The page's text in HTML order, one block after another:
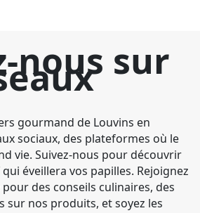
nous sur
gourmand de Louvins en
sociaux, des plateformes où le
vie. Suivez-nous pour découvrir
éveillera vos papilles. Rejoignez
des conseils culinaires, des
sur nos produits, et soyez les